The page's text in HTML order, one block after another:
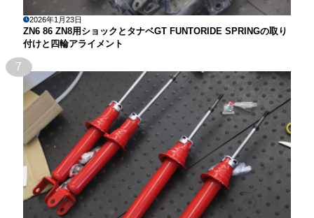
2026年1月23日
ZN6 86 ZN8用ショックとタナベGT FUNTORIDE SPRINGの取り
付けと四輪アライメント
7